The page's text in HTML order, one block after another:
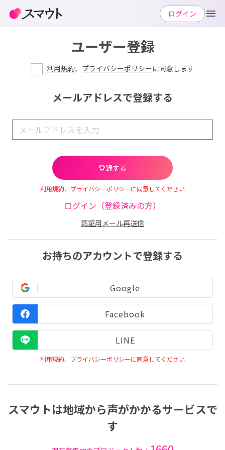
ユーザー登録
利用規約、 プライバシーポリシーに同意します
メールアドレスで登録する
利用規約、プライバシーポリシーに同意してください
ログイン（登録済みの方）
認証用メール再送信
お持ちのアカウントで登録する
Google
Facebook
LINE
利用規約、プライバシーポリシーに同意してください
スマウトは地域から声がかかるサービスで
す
ログイン